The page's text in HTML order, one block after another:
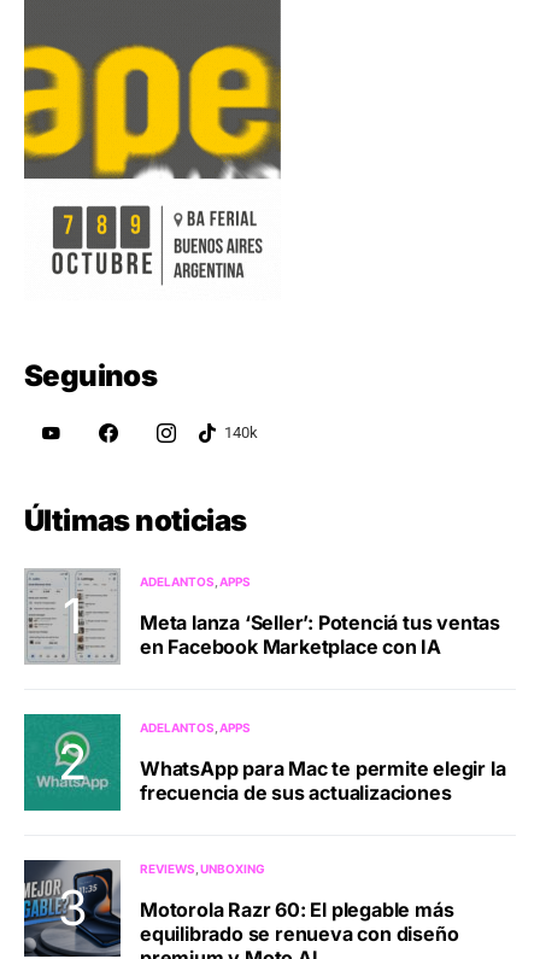
Seguinos
Últimas noticias
ADELANTOS APPS
Meta lanza ‘Seller’: Potenciá tus ventas
en Facebook Marketplace con IA
ADELANTOS APPS
WhatsApp para Mac te permite elegir la
frecuencia de sus actualizaciones
REVIEWS UNBOXING
Motorola Razr 60: El plegable más
equilibrado se renueva con diseño